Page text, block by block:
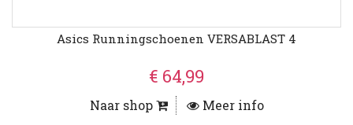
Asics Runningschoenen VERSABLAST 4
€ 64,99
Naar shop Meer info